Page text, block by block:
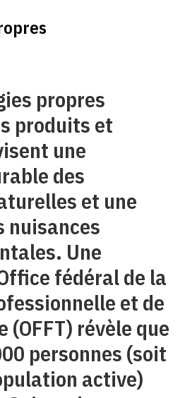
propres
produits et
une
des
et une
nuisances
Une
fédéral de la
et de
(OFFT) révèle que
personnes (soit
active)